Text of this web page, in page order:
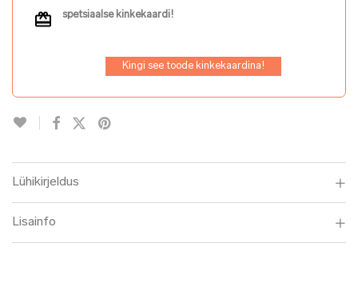
spetsiaalse kinkekaardi!
Kingi see toode kinkekaardina!
Lühikirjeldus
Lisainfo